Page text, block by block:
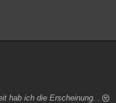
hab ich die Erscheinung. .